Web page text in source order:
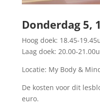
Donderdag 5,
Hoog doek: 18.45-
Laag doek: 20.00-21.00u
Locatie: My Body &
De kosten voor dit
euro.